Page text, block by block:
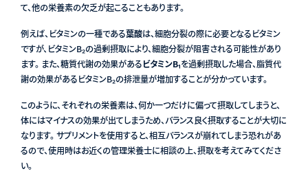
て、他の栄養素の欠乏が起こることもあります。
例えば、ビタミンの一種である葉酸は、細胞分裂の際に必要となるビタミン
ですが、ビタミンB₂の過剰摂取により、細胞分裂が阻害される可能性があり
ます。 また、糖質代謝の効果があるビタミンB₁を過剰摂取した場合、脂質代
謝の効果があるビタミンB₂の排泄量が増加することが分かっています。
このように、それぞれの栄養素は、何か一つだけに偏って摂取してしまうと、
体にはマイナスの効果が出てしまうため、バランス良く摂取することが大切に
なります。 サプリメントを使用すると、相互バランスが崩れてしまう恐れがあ
るので、使用時はお近くの管理栄養士に相談の上、摂取を考えてみてくださ
い。